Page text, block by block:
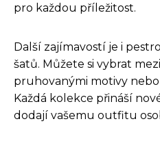
pro každou příležitost.
Další zajímavostí je i
šatů. Můžete si vybrat
pruhovanými motivy
Každá kolekce přináší
dodají vašemu outfitu